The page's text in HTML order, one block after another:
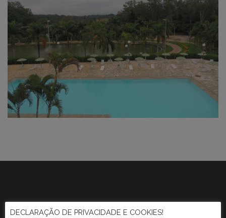
DECLARAÇÃO DE PRIVACIDADE E COOKIES!